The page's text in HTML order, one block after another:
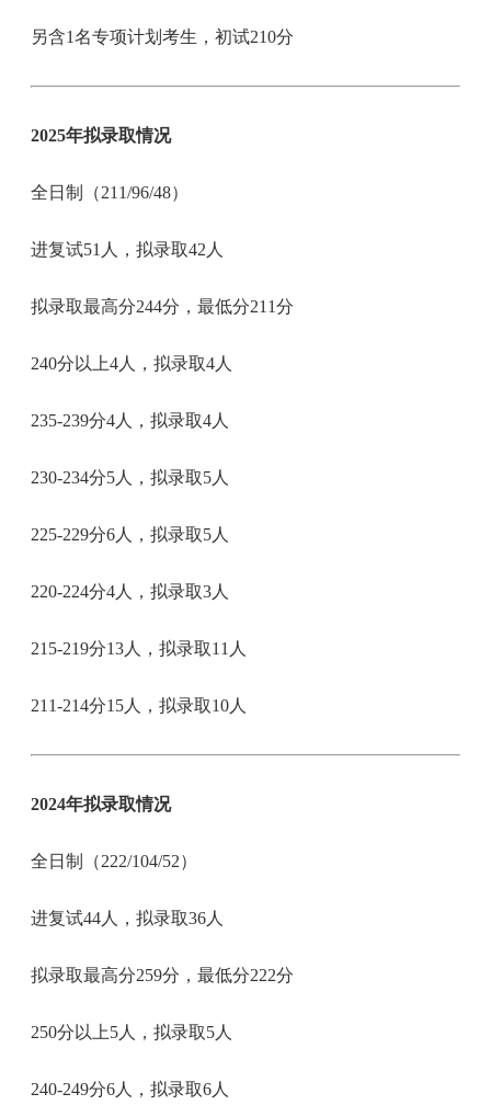
另含1名专项计划考生，初试210分
2025年拟录取情况
全日制（211/96/48）
进复试51人，拟录取42人
拟录取最高分244分，最低分211分
240分以上4人，拟录取4人
235-239分4人，拟录取4人
230-234分5人，拟录取5人
225-229分6人，拟录取5人
220-224分4人，拟录取3人
215-219分13人，拟录取11人
211-214分15人，拟录取10人
2024年拟录取情况
全日制（222/104/52）
进复试44人，拟录取36人
拟录取最高分259分，最低分222分
250分以上5人，拟录取5人
240-249分6人，拟录取6人